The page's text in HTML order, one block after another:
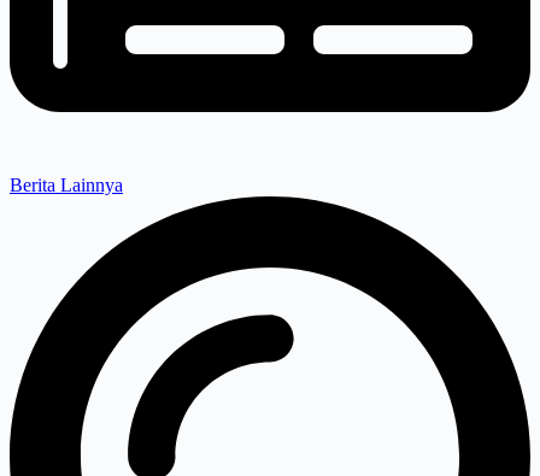
Berita Lainnya